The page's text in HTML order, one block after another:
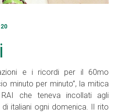
e i ricordi per il 60mo
minuto per minuto”, la mitica
che teneva incollati agli
italiani ogni domenica. Il rito